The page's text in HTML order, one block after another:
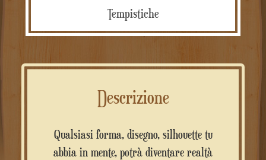
Tempistiche
Descrizione
Qualsiasi forma, disegno, silhouette tu
abbia in mente, potrà diventare realtà